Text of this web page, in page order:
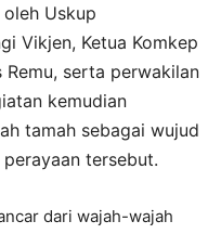
Uskup
Vikjen, Ketua Komkep
Remu, serta perwakilan
kemudian
tamah sebagai wujud
tersebut.
dari wajah-wajah